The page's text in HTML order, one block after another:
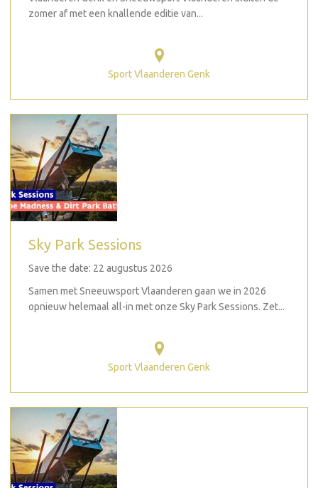
zomer af met een knallende editie van...
Sport Vlaanderen Genk
Sky Park Sessions
Save the date: 22 augustus 2026
Samen met Sneeuwsport Vlaanderen gaan we in 2026
opnieuw helemaal all-in met onze Sky Park Sessions. Zet...
Sport Vlaanderen Genk